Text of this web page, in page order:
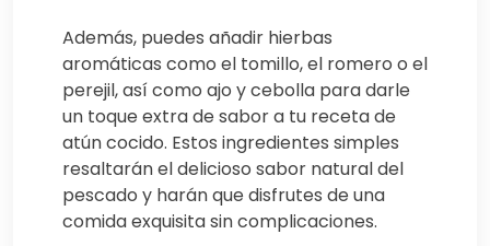
Además, puedes añadir hierbas
aromáticas como el tomillo, el romero o el
perejil, así como ajo y cebolla para darle
un toque extra de sabor a tu receta de
atún cocido. Estos ingredientes simples
resaltarán el delicioso sabor natural del
pescado y harán que disfrutes de una
comida exquisita sin complicaciones.